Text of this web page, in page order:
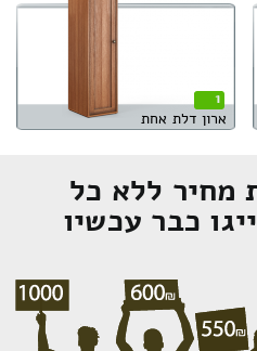
1
ארון דלת אחת
מחיר ללא כל
כבר עכשיו